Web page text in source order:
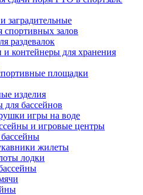
заградительные
залов
раздевалок
контейнеры для хранения
площадки
изделия
для бассейнов
игры на воде
и игровые центры
жилеты
лодки